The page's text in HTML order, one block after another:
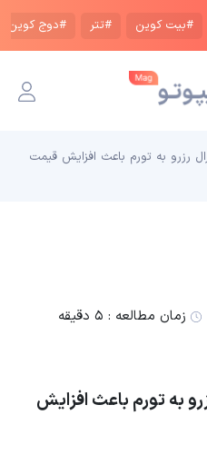
#بیت کوین #تتر #دوج کوین
رزرو به تورم باعث افزایش قیمت
زمان مطالعه : ۵ دقیقه
به تورم باعث افزایش